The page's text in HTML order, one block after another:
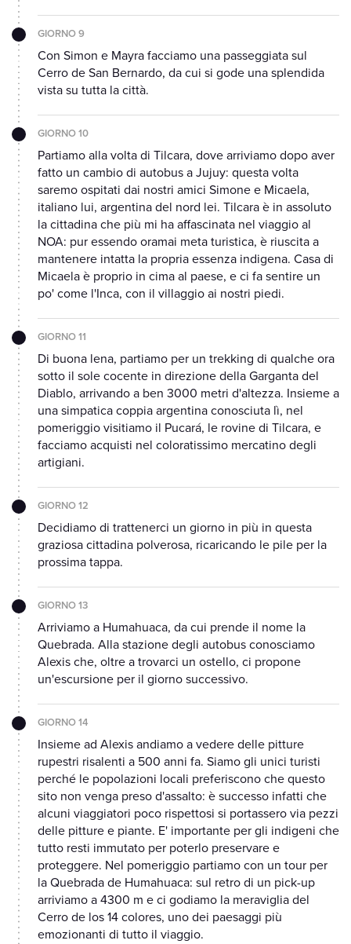
GIORNO 9
Con Simon e Mayra facciamo una passeggiata sul
Cerro de San Bernardo, da cui si gode una splendida
vista su tutta la città.
GIORNO 10
Partiamo alla volta di Tilcara, dove arriviamo dopo aver
fatto un cambio di autobus a Jujuy: questa volta
saremo ospitati dai nostri amici Simone e Micaela,
italiano lui, argentina del nord lei. Tilcara è in assoluto
la cittadina che più mi ha affascinata nel viaggio al
NOA: pur essendo oramai meta turistica, è riuscita a
mantenere intatta la propria essenza indigena. Casa di
Micaela è proprio in cima al paese, e ci fa sentire un
po' come l'Inca, con il villaggio ai nostri piedi.
GIORNO 11
Di buona lena, partiamo per un trekking di qualche ora
sotto il sole cocente in direzione della Garganta del
Diablo, arrivando a ben 3000 metri d'altezza. Insieme a
una simpatica coppia argentina conosciuta lì, nel
pomeriggio visitiamo il Pucará, le rovine di Tilcara, e
facciamo acquisti nel coloratissimo mercatino degli
artigiani.
GIORNO 12
Decidiamo di trattenerci un giorno in più in questa
graziosa cittadina polverosa, ricaricando le pile per la
prossima tappa.
GIORNO 13
Arriviamo a Humahuaca, da cui prende il nome la
Quebrada. Alla stazione degli autobus conosciamo
Alexis che, oltre a trovarci un ostello, ci propone
un'escursione per il giorno successivo.
GIORNO 14
Insieme ad Alexis andiamo a vedere delle pitture
rupestri risalenti a 500 anni fa. Siamo gli unici turisti
perché le popolazioni locali preferiscono che questo
sito non venga preso d'assalto: è successo infatti che
alcuni viaggiatori poco rispettosi si portassero via pezzi
delle pitture e piante. E' importante per gli indigeni che
tutto resti immutato per poterlo preservare e
proteggere. Nel pomeriggio partiamo con un tour per
la Quebrada de Humahuaca: sul retro di un pick-up
arriviamo a 4300 m e ci godiamo la meraviglia del
Cerro de los 14 colores, uno dei paesaggi più
emozionanti di tutto il viaggio.